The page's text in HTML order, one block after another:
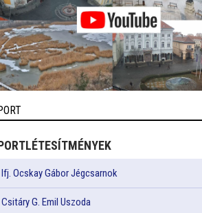
Ifj. Ocskay Gábor Jégcsarnok
Csitáry G. Emil Uszoda